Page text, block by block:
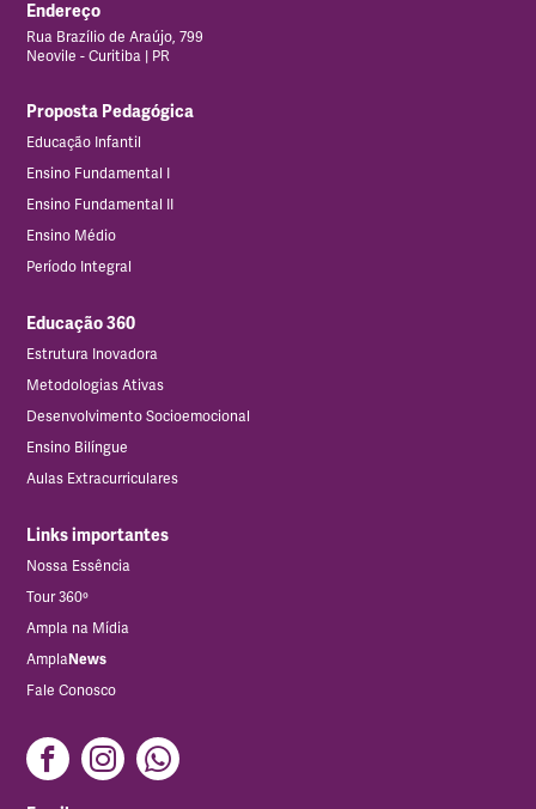
Endereço
Rua Brazílio de Araújo, 799
Neovile - Curitiba | PR
Proposta Pedagógica
Educação Infantil
Ensino Fundamental I
Ensino Fundamental II
Ensino Médio
Período Integral
Educação 360
Estrutura Inovadora
Metodologias Ativas
Desenvolvimento Socioemocional
Ensino Bilíngue
Aulas Extracurriculares
Links importantes
Nossa Essência
Tour 360º
Ampla na Mídia
AmplaNews
Fale Conosco